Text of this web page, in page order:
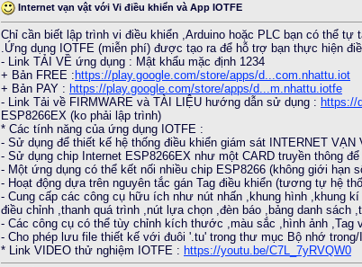
Internet vạn vật với Vi điều khiển và App IOTFE
Chỉ cần biết lập trình vi điều khiển ,Arduino hoặc PLC bạn có thể
.Ứng dụng IOTFE (miễn phí) được tạo ra để hỗ trợ bạn thực hiện
- Link TẢI VỀ ứng dụng : Mật khẩu mặc định 1234
+ Bản FREE : https://play.google.com/store/apps/d...com.nhattu.iot
+ Bản PAY : https://play.google.com/store/apps/d...m.nhattu.iotfe
- Link Tải về FIRMWARE và TÀI LIỆU hướng dẫn sử dụng : https://
ESP8266EX (ko phải lập trình)
* Các tính năng của ứng dụng IOTFE :
- Sử dụng để thiết kế hệ thống điều khiển giám sát INTERNET
- Sử dụng chip Internet ESP8266EX như một CARD truyền thông
- Một ứng dụng có thể kết nối nhiều chip ESP8266 (không giới
- Hoạt động dựa trên nguyên tắc gán Tag điều khiển (tương tự hệ
- Cung cấp các công cụ hữu ích như nút nhấn ,khung hình ,khung
điều chỉnh ,thanh quá trình ,nút lựa chọn ,đèn báo ,bảng danh sách
- Các công cụ có thể tùy chỉnh kích thước ,màu sắc ,hình ảnh ,Tag
- Cho phép lưu file thiết kế với đuôi '.tu' trong thư mục Bộ nhớ
* Link VIDEO thử nghiệm IOTFE : https://youtu.be/C7L_7yRVQW0